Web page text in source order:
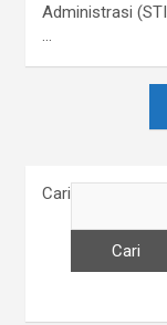
Administrasi
…
Cari
Cari